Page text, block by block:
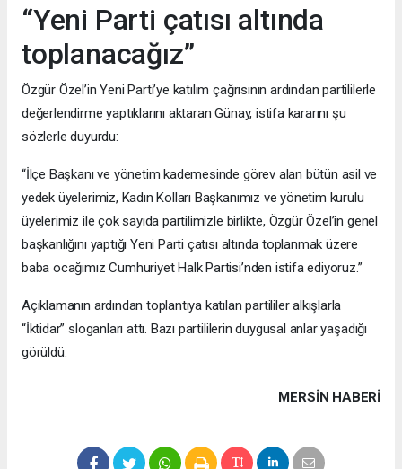
“Yeni Parti çatısı altında
toplanacağız”
Özgür Özel’in Yeni Parti’ye katılım çağrısının ardından partililerle
değerlendirme yaptıklarını aktaran Günay, istifa kararını şu
sözlerle duyurdu:
“İlçe Başkanı ve yönetim kademesinde görev alan bütün asil ve
yedek üyelerimiz, Kadın Kolları Başkanımız ve yönetim kurulu
üyelerimiz ile çok sayıda partilimizle birlikte, Özgür Özel’in genel
başkanlığını yaptığı Yeni Parti çatısı altında toplanmak üzere
baba ocağımız Cumhuriyet Halk Partisi’nden istifa ediyoruz.”
Açıklamanın ardından toplantıya katılan partililer alkışlarla
“İktidar” sloganları attı. Bazı partililerin duygusal anlar yaşadığı
görüldü.
MERSIN HABERİ